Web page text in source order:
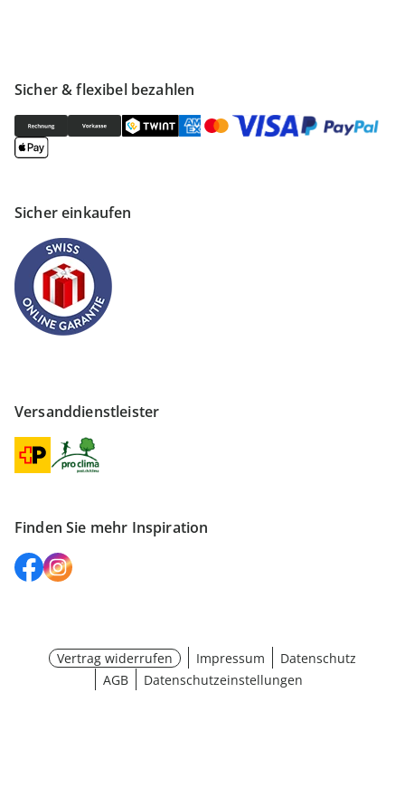
Sicher & flexibel bezahlen
Sicher einkaufen
Versanddienstleister
Finden Sie mehr Inspiration
Vertrag widerrufen Impressum
Datenschutz
AGB
Datenschutzeinstellungen